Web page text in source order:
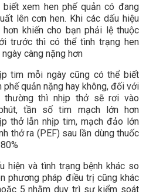
xem hen phế quản có đang
lên cơn hen. Khi các dấu hiệu
khiến cho bạn phải lệ thuộc
trước thì có thể tình trạng hen
càng nặng hơn
tim mỗi ngày cũng có thể biết
quản nặng hay không, đối với
thường thì nhịp thở sẽ rơi vào
tần số tim mạch lớn hơn
thở lẫn nhịp tim, mạch đảo lớn
thở ra (PEF) sau lần dùng thuốc
hiện và tình trạng bệnh khác so
phương pháp điều trị cũng khác
5 nhằm duy trì sự kiểm soát